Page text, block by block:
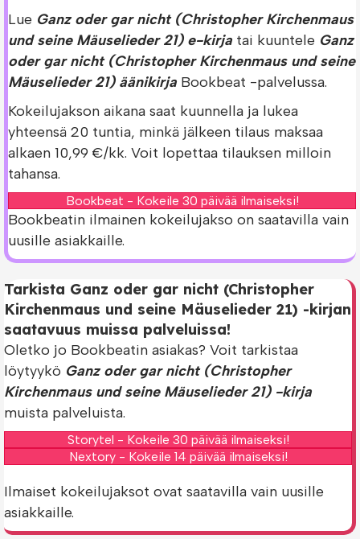
Lue Ganz oder gar nicht (Christopher Kirchenmaus
und seine Mäuselieder 21) e-kirja tai kuuntele Ganz
oder gar nicht (Christopher Kirchenmaus und seine
Mäuselieder 21) äänikirja Bookbeat -palvelussa.
Kokeilujakson aikana saat kuunnella ja lukea
yhteensä 20 tuntia, minkä jälkeen tilaus maksaa
alkaen 10,99 €/kk. Voit lopettaa tilauksen milloin
tahansa.
Bookbeat - Kokeile 30 päivää ilmaiseksi!
Bookbeatin ilmainen kokeilujakso on saatavilla vain
uusille asiakkaille.
Tarkista Ganz oder gar nicht (Christopher
Kirchenmaus und seine Mäuselieder 21) -kirjan
saatavuus muissa palveluissa!
Oletko jo Bookbeatin asiakas? Voit tarkistaa
löytyykö Ganz oder gar nicht (Christopher
Kirchenmaus und seine Mäuselieder 21) -kirja
muista palveluista.
Storytel - Kokeile 30 päivää ilmaiseksi!
Nextory - Kokeile 14 päivää ilmaiseksi!
Ilmaiset kokeilujaksot ovat saatavilla vain uusille
asiakkaille.